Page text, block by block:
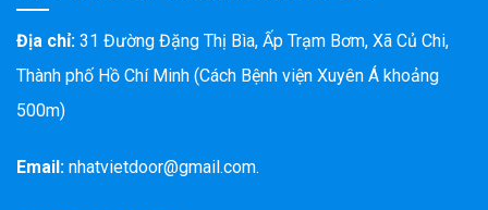
Địa chỉ: 31 Đường Đặng Thị Bìa, Ấp Trạm Bơm, Xã Củ Chi,
Thành phố Hồ Chí Minh (Cách Bệnh viện Xuyên Á khoảng
500m)
Email: nhatvietdoor@gmail.com.